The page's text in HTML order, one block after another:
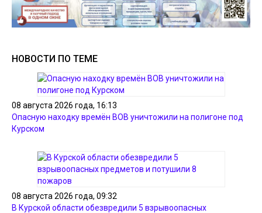
НОВОСТИ ПО ТЕМЕ
08 августа 2026 года, 16:13
Опасную находку времён ВОВ уничтожили на полигоне под
Курском
08 августа 2026 года, 09:32
В Курской области обезвредили 5 взрывоопасных